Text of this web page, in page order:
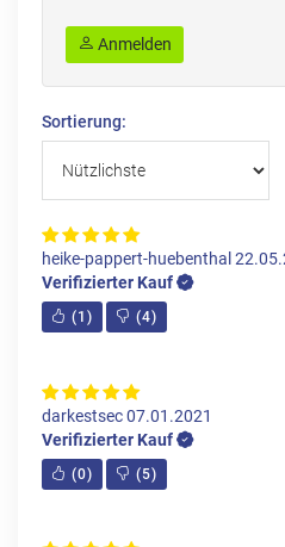
Anmelden
Sortierung:
heike-pappert-huebenthal
Verifizierter Kauf
(1 ) (4)
darkestsec07.01.2021
Verifizierter Kauf
(0) (5)